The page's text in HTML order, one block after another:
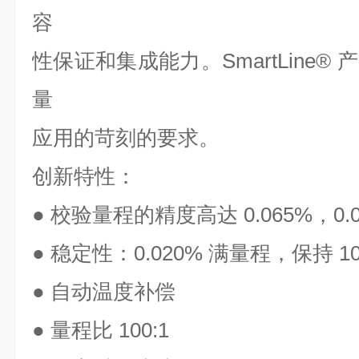
容
性保证和集成能力。SmartLine®
量
应用的苛刻的要求。
创新特性：
● 校验量程的精度高达 0.065%，
● 稳定性：0.020% 满量程，保持
● 自动温度补偿
● 量程比 100:1